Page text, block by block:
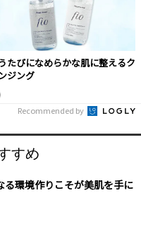
たびになめらかな肌に整えるク
ジング
Recommended by
すめ
る環境作りこそが美肌を手に